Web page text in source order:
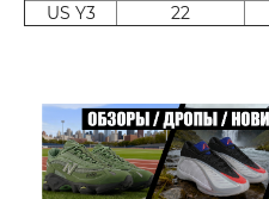
US Y3
22